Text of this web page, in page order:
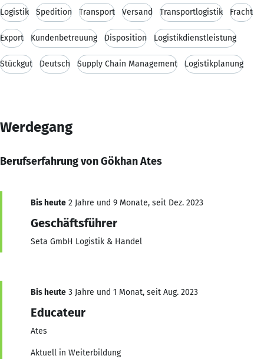
Logistik Spedition Transport Versand Transportlogistik Fracht
Export Kundenbetreuung Disposition Logistikdienstleistung
Stückgut Deutsch Supply Chain Management Logistikplanung
Werdegang
Berufserfahrung von Gökhan Ates
Bis heute 2 Jahre und 9 Monate, seit Dez. 2023
Geschäftsführer
Seta GmbH Logistik & Handel
Bis heute 3 Jahre und 1 Monat, seit Aug. 2023
Educateur
Ates
Aktuell in Weiterbildung